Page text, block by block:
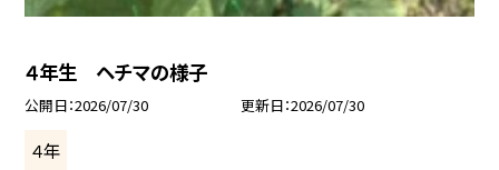
４年生 ヘチマの様子
公開日 2026/07/30 更新日 2026/07/30
４年